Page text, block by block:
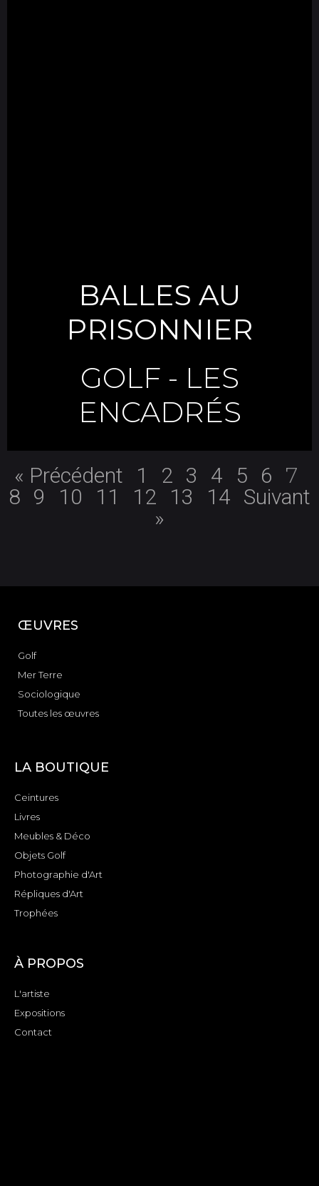
BALLES AU
PRISONNIER
GOLF - LES
ENCADRÉS
« Précédent 1 2 3 4 5 6 7
8 9 10 11 12 13 14 Suivant
»
ŒUVRES
Golf
Mer Terre
Sociologique
Toutes les œuvres
LA BOUTIQUE
Ceintures
Livres
Meubles & Déco
Objets Golf
Photographie d'Art
Répliques d'Art
Trophées
À PROPOS
L'artiste
Expositions
Contact